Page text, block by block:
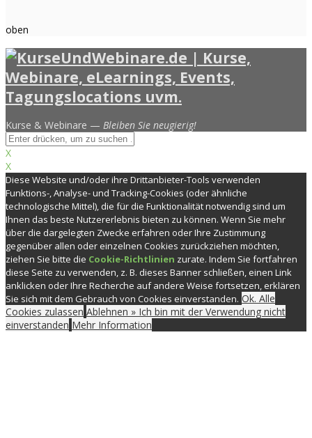
oben
Kurse & Webinare — Bleiben Sie neugierig!
X
X
Diese Website und/oder ihre Drittanbieter-Tools verwenden
Funktions-, Analyse- und Tracking-Cookies (oder ähnliche
technologische Mittel), die für die Funktionalität notwendig sind um
Ihnen das beste Nutzererlebnis bieten zu können. Wenn Sie mehr
über die dargelegten Zwecke erfahren oder Ihre Zustimmung
gegenüber allen oder einzelnen Cookies zurückziehen möchten,
ziehen Sie bitte die Cookie-Richtlinien zurate. Indem Sie fortfahren
diese Seite zu verwenden, z. B. dieses Banner schließen, einen Link
anklicken oder Ihre Recherche auf andere Weise fortsetzen, erklären
Sie sich mit dem Gebrauch von Cookies einverstanden. Ok. Alle
Cookies zulassen Ablehnen » Ich bin mit der Verwendung nicht
einverstanden Mehr Information